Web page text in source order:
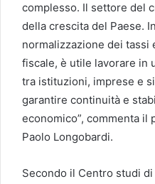
complesso. Il settore del
della crescita del Paese.
normalizzazione dei tassi
fiscale, è utile lavorare in
tra istituzioni, imprese e
garantire continuità e
economico”, commenta il
Paolo Longobardi.
Secondo il Centro studi